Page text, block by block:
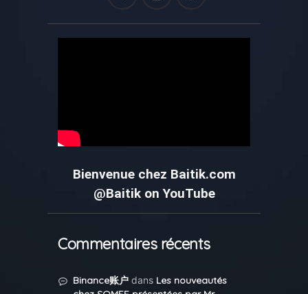
Bienvenue chez Baitik.com
@Baitik on YouTube
Commentaires récents
Binance账户dans Les nouveautés